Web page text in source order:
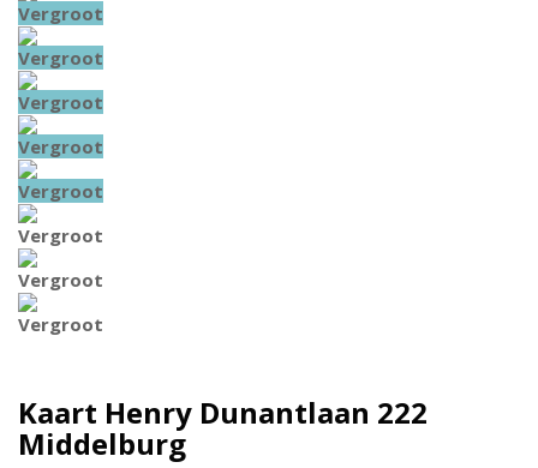
Vergroot
Vergroot
Vergroot
Vergroot
Vergroot
Vergroot
Vergroot
Vergroot
Kaart Henry Dunantlaan 222
Middelburg